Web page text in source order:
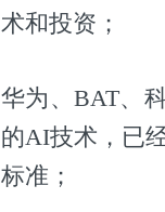
术和投资；
华为、BAT、
的AI技术，已
标准；